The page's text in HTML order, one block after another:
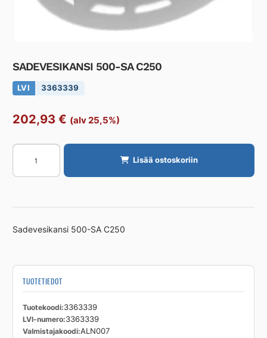
SADEVESIKANSI 500-SA C250
LVI 3363339
202,93 € (alv 25,5%)
SADEVESIKANSI
SA
määrä
Lisää ostoskoriin
Sadevesikansi 500-SA C250
TUOTETIEDOT
Tuotekoodi 3363339
LVI-numero 3363339
Valmistajakoodi ALN007